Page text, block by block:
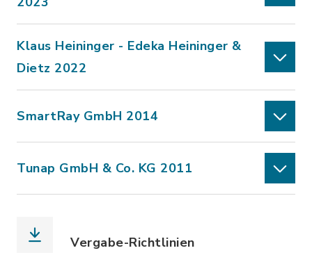
Klaus Heininger - Edeka Heininger &
Dietz 2022
SmartRay GmbH 2014
Tunap GmbH & Co. KG 2011
Vergabe-Richtlinien